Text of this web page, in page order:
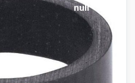
null